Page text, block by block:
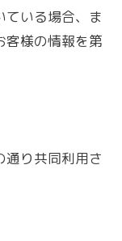
ている場合、ま
客様の情報を第
通り共同利用さ